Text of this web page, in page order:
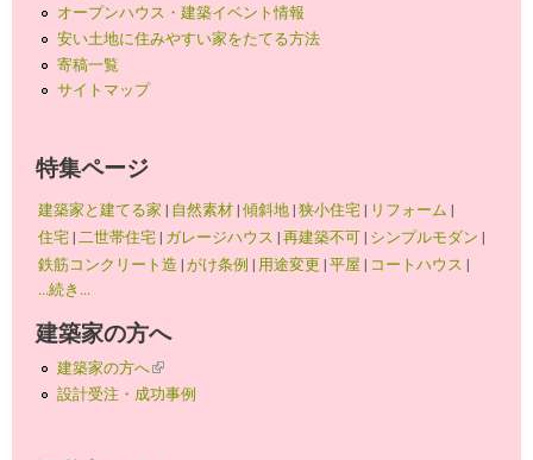
オープンハウス・建築イベント情報
安い土地に住みやすい家をたてる方法
寄稿一覧
サイトマップ
特集ページ
建築家と建てる家 | 自然素材|傾斜地|狭小住宅| リフォーム |
住宅| 二世帯住宅| ガレージハウス |再建築不可| シンプルモダン |
鉄筋コンクリート造 |がけ条例 | 用途変更 |平屋 | コートハウス |
...続き...
建築家の方へ
建築家の方へ(link is external)
設計受注・成功事例